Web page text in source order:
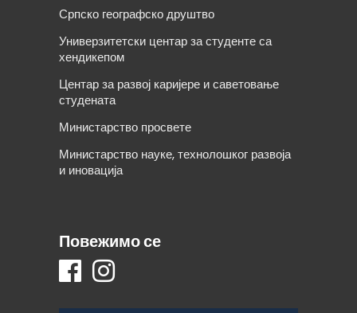
Српско географско друштво
Универзитетски центар за студенте са
хендикепом
Центар за развој каријере и саветовање
студената
Министарство просвете
Министарство науке, технолошког развоја
и иновација
Повежимо се